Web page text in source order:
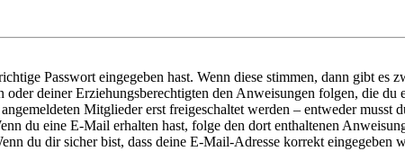
Passwort eingegeben hast. Wenn diese stimmen, dann gibt es
deiner Erziehungsberechtigten den Anweisungen folgen, die
Mitglieder erst freigeschaltet werden – entweder musst
du eine E-Mail erhalten hast, folge den dort enthaltenen
du dir sicher bist, dass deine E-Mail-Adresse korrekt eingegeben